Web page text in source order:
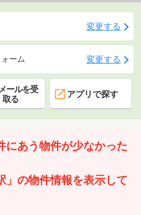
変更する
ーム 変更する
ールを受
取る
アプリで探す
にあう物件が少なかった
」の物件情報を表示して